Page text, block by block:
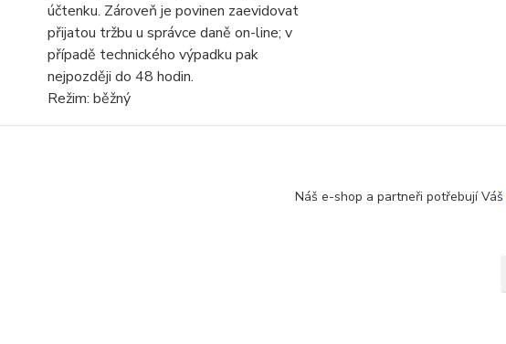
účtenku. Zároveň je povinen zaevidovat
přijatou tržbu u správce daně on-line; v
případě technického výpadku pak
nejpozději do 48 hodin.
Režim: běžný
Náš e-shop a partneři potřebují Váš